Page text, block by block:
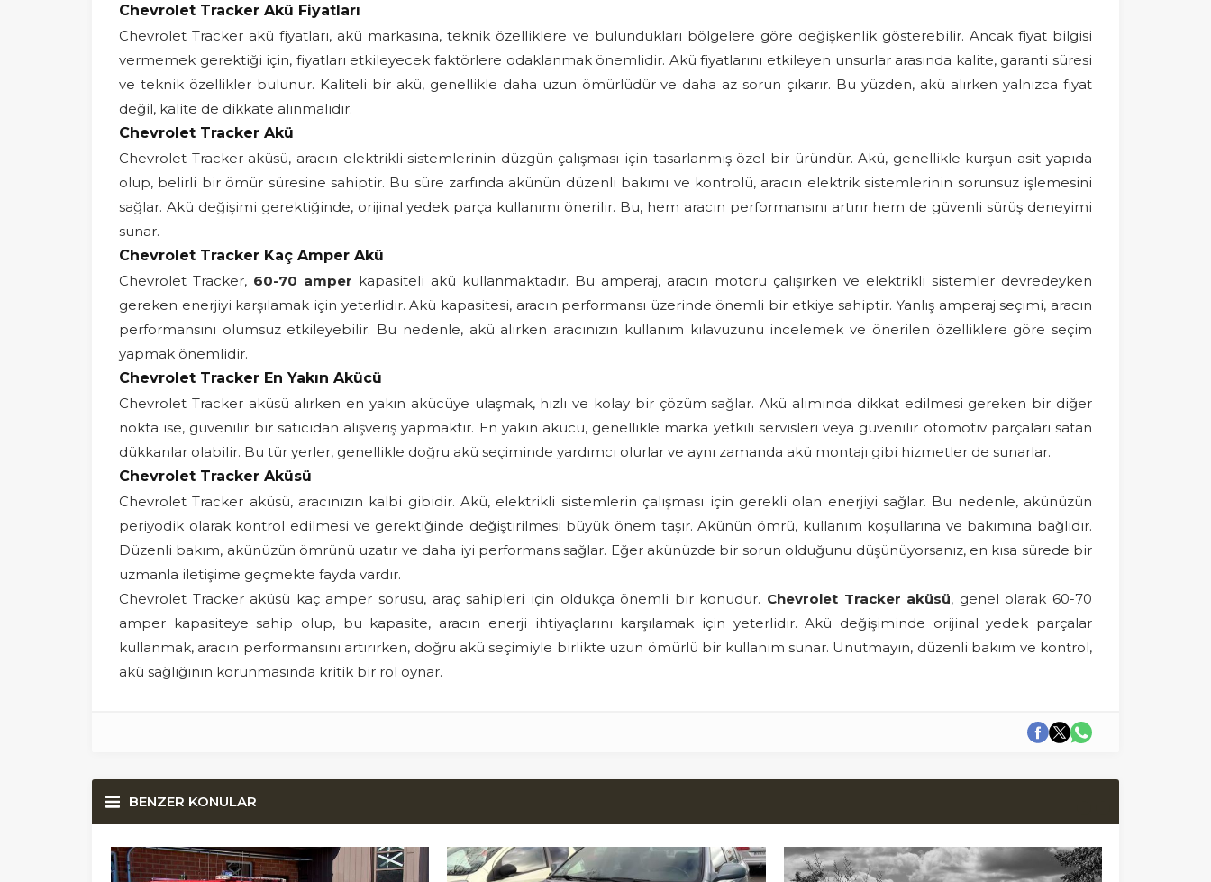
Chevrolet Tracker Akü Fiyatları
Chevrolet Tracker akü fiyatları, akü markasına, teknik özelliklere ve bulundukları bölgelere göre değişkenlik gösterebilir. Ancak fiyat bilgisi
vermemek gerektiği için, fiyatları etkileyecek faktörlere odaklanmak önemlidir. Akü fiyatlarını etkileyen unsurlar arasında kalite, garanti süresi
ve teknik özellikler bulunur. Kaliteli bir akü, genellikle daha uzun ömürlüdür ve daha az sorun çıkarır. Bu yüzden, akü alırken yalnızca fiyat
değil, kalite de dikkate alınmalıdır.
Chevrolet Tracker Akü
Chevrolet Tracker aküsü, aracın elektrikli sistemlerinin düzgün çalışması için tasarlanmış özel bir üründür. Akü, genellikle kurşun-asit yapıda
olup, belirli bir ömür süresine sahiptir. Bu süre zarfında akünün düzenli bakımı ve kontrolü, aracın elektrik sistemlerinin sorunsuz işlemesini
sağlar. Akü değişimi gerektiğinde, orijinal yedek parça kullanımı önerilir. Bu, hem aracın performansını artırır hem de güvenli sürüş deneyimi
sunar.
Chevrolet Tracker Kaç Amper Akü
Chevrolet Tracker, 60-70 amper kapasiteli akü kullanmaktadır. Bu amperaj, aracın motoru çalışırken ve elektrikli sistemler devredeyken
gereken enerjiyi karşılamak için yeterlidir. Akü kapasitesi, aracın performansı üzerinde önemli bir etkiye sahiptir. Yanlış amperaj seçimi, aracın
performansını olumsuz etkileyebilir. Bu nedenle, akü alırken aracınızın kullanım kılavuzunu incelemek ve önerilen özelliklere göre seçim
yapmak önemlidir.
Chevrolet Tracker En Yakın Akücü
Chevrolet Tracker aküsü alırken en yakın akücüye ulaşmak, hızlı ve kolay bir çözüm sağlar. Akü alımında dikkat edilmesi gereken bir diğer
nokta ise, güvenilir bir satıcıdan alışveriş yapmaktır. En yakın akücü, genellikle marka yetkili servisleri veya güvenilir otomotiv parçaları satan
dükkanlar olabilir. Bu tür yerler, genellikle doğru akü seçiminde yardımcı olurlar ve aynı zamanda akü montajı gibi hizmetler de sunarlar.
Chevrolet Tracker Aküsü
Chevrolet Tracker aküsü, aracınızın kalbi gibidir. Akü, elektrikli sistemlerin çalışması için gerekli olan enerjiyi sağlar. Bu nedenle, akünüzün
periyodik olarak kontrol edilmesi ve gerektiğinde değiştirilmesi büyük önem taşır. Akünün ömrü, kullanım koşullarına ve bakımına bağlıdır.
Düzenli bakım, akünüzün ömrünü uzatır ve daha iyi performans sağlar. Eğer akünüzde bir sorun olduğunu düşünüyorsanız, en kısa sürede bir
uzmanla iletişime geçmekte fayda vardır.
Chevrolet Tracker aküsü kaç amper sorusu, araç sahipleri için oldukça önemli bir konudur. Chevrolet Tracker aküsü, genel olarak 60-70
amper kapasiteye sahip olup, bu kapasite, aracın enerji ihtiyaçlarını karşılamak için yeterlidir. Akü değişiminde orijinal yedek parçalar
kullanmak, aracın performansını artırırken, doğru akü seçimiyle birlikte uzun ömürlü bir kullanım sunar. Unutmayın, düzenli bakım ve kontrol,
akü sağlığının korunmasında kritik bir rol oynar.
BENZER KONULAR